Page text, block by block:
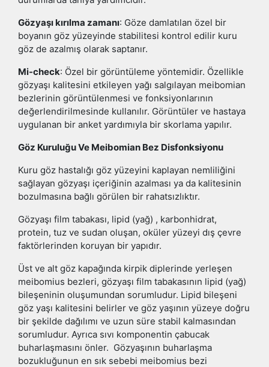
Gözyaşı kırılma zamanı: Göze damlatılan özel bir
boyanın göz yüzeyinde stabilitesi kontrol edilir kuru
göz de azalmış olarak saptanır.
Mi-check: Özel bir görüntüleme yöntemidir. Özellikle
gözyaşı kalitesini etkileyen yağı salgılayan meibomian
bezlerinin görüntülenmesi ve fonksiyonlarının
değerlendirilmesinde kullanılır. Görüntüler ve hastaya
uygulanan bir anket yardımıyla bir skorlama yapılır.
Göz Kuruluğu Ve Meibomian Bez Disfonksiyonu
Kuru göz hastalığı göz yüzeyini kaplayan nemliliğini
sağlayan gözyaşı içeriğinin azalması ya da kalitesinin
bozulmasına bağlı görülen bir rahatsızlıktır.
Gözyaşı film tabakası, lipid (yağ) , karbonhidrat,
protein, tuz ve sudan oluşan, oküler yüzeyi dış çevre
faktörlerinden koruyan bir yapıdır.
Üst ve alt göz kapağında kirpik diplerinde yerleşen
meibomius bezleri, gözyaşı film tabakasının lipid (yağ)
bileşeninin oluşumundan sorumludur. Lipid bileşeni
göz yaşı kalitesini belirler ve göz yaşının yüzeye doğru
bir şekilde dağılımı ve uzun süre stabil kalmasından
sorumludur. Ayrıca sıvı komponentin çabucak
buharlaşmasını önler. Gözyaşının buharlaşma
bozukluğunun en sık sebebi meibomius bezi